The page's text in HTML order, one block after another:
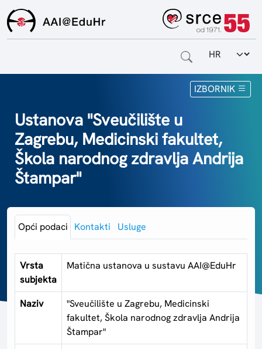
Odabir
IZBORNIK
Za krajnje korisnike
Za davatelje usluga
Za matične ustanove
Kontakt
Ustanova "Sveučilište u
Zagrebu, Medicinski fakultet,
Škola narodnog zdravlja Andrija
Štampar"
Opći podaci Kontakti Usluge
Vrsta
subjekta
Matična ustanova u sustavu AAI@EduHr
Naziv
"Sveučilište u Zagrebu, Medicinski
fakultet, Škola narodnog zdravlja Andrija
Štampar"